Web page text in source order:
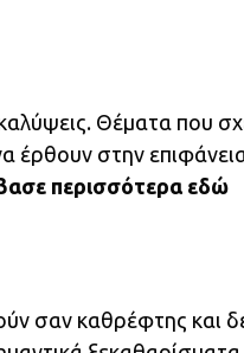
Θέματα που
έρθουν στην
περισσότερα εδώ
σαν καθρέφτης και